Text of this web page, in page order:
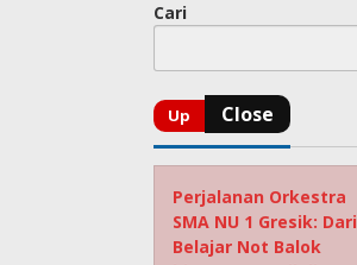
Cari
Perjalanan Orkestra
SMA NU 1 Gresik: Dari
Belajar Not Balok